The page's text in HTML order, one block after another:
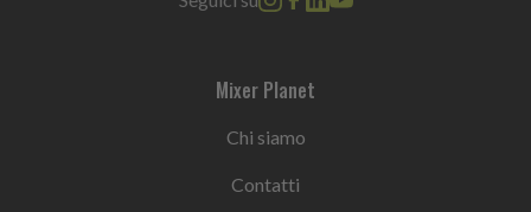
Mixer Planet
Chi siamo
Contatti